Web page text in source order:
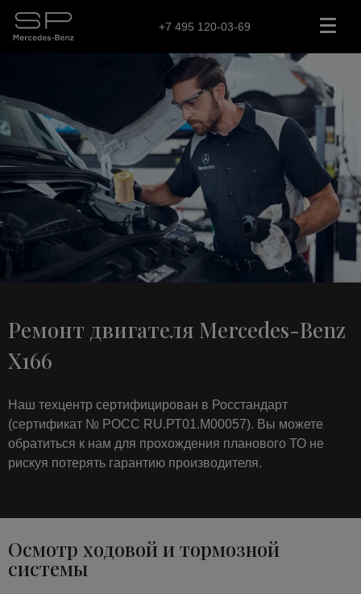
+7 495 120-03-69
Ремонт двигателя Mercedes-Benz
X166
Наш техцентр сертифицирован в Росстандарт
(сертификат № РОСС RU.РТ01.М00057). Вы можете
обратиться к нам для прохождения планового ТО не
рискуя потерять гарантию производителя.
Осмотр ходовой и тормозной
системы